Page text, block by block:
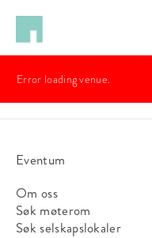
Error loading venue.
Eventum
Om oss
Søk møterom
Søk selskapslokaler